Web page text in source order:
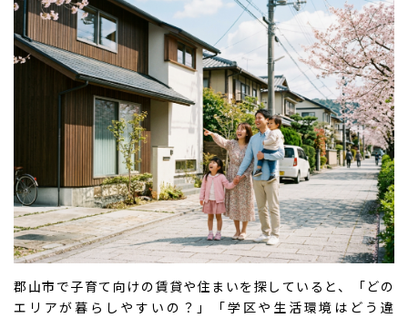
郡山市で子育て向けの賃貸や住まいを探していると、「どの
エリアが暮らしやすいの？」「学区や生活環境はどう違